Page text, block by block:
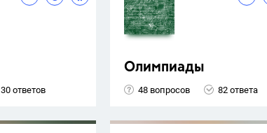
30 ответов
Олимпиады
48 вопросов 82 ответа